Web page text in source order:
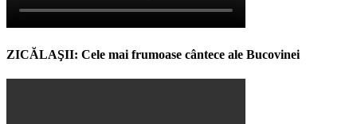
ZICĂLAŞII: Cele mai frumoase cântece ale Bucovinei